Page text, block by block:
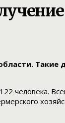
Такие
человека.